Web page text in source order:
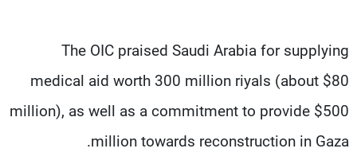
The OIC praised Saudi Arabia for supplying
medical aid worth 300 million riyals (about $80
million), as well as a commitment to provide $500
million towards reconstruction in Gaza.